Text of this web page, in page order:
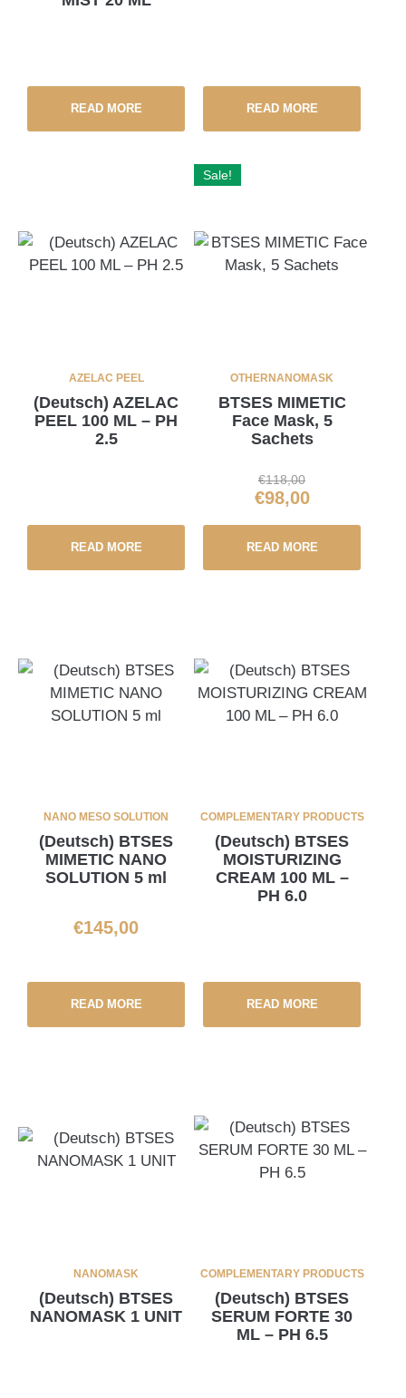
READ MORE READ MORE
AZELAC PEEL
(Deutsch) AZELAC
PEEL 100 ML – PH
2.5
READ MORE
Sale!
OTHER NANOMASK
BTSES MIMETIC
Face Mask, 5
Sachets
€118,00
€98,00
READ MORE
NANO MESO SOLUTION
(Deutsch) BTSES
MIMETIC NANO
SOLUTION 5 ml
€145,00
READ MORE
COMPLEMENTARY PRODUCTS
(Deutsch) BTSES
MOISTURIZING
CREAM 100 ML –
PH 6.0
READ MORE
NANOMASK
(Deutsch) BTSES
NANOMASK 1 UNIT
COMPLEMENTARY PRODUCTS
(Deutsch) BTSES
SERUM FORTE 30
ML – PH 6.5